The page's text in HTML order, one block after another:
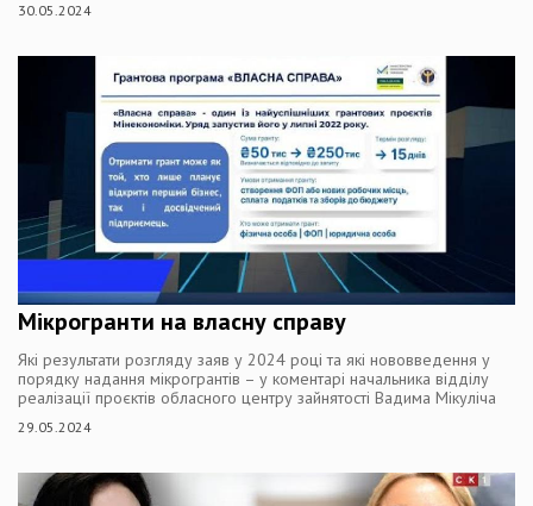
30.05.2024
Мікрогранти на власну справу
Які результати розгляду заяв у 2024 році та які нововведення у
порядку надання мікрогрантів – у коментарі начальника відділу
реалізації проєктів обласного центру зайнятості Вадима Мікуліча
29.05.2024